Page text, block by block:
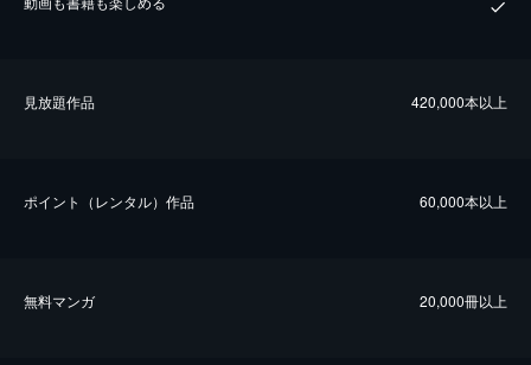
⾒放題作品 420,000本以上
ポイント（レンタル）作品 60,000本以上
無料マンガ 20,000冊以上